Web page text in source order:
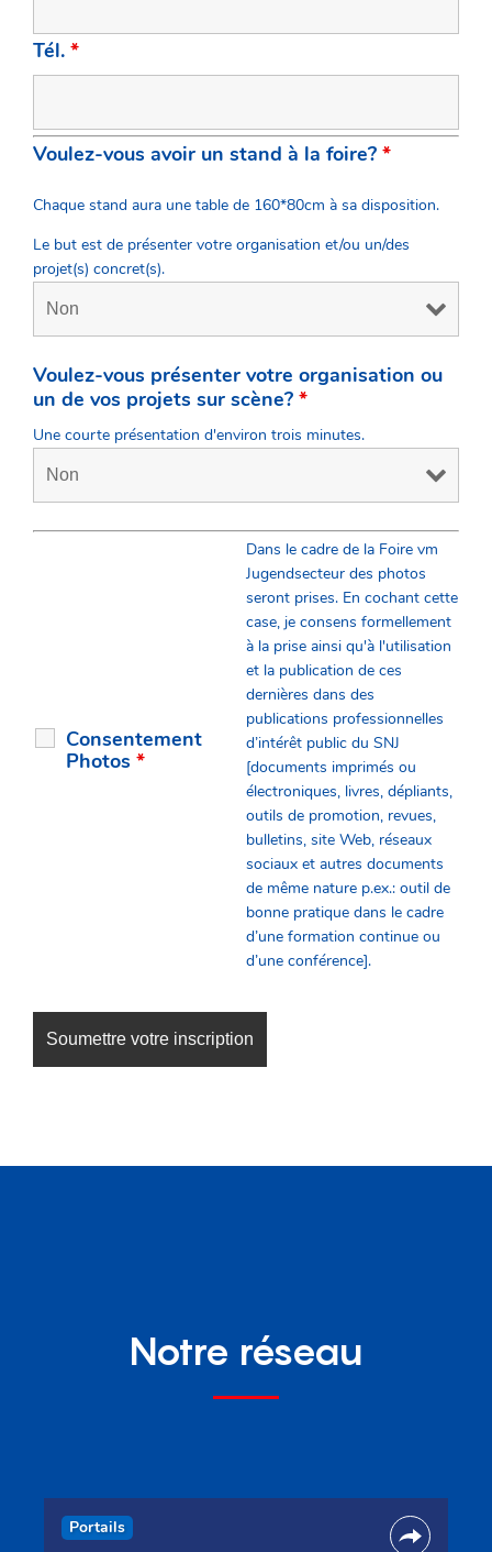
Tél. *
Voulez-vous avoir un stand à la foire? *
Chaque stand aura une table de 160*80cm à sa disposition.
Le but est de présenter votre organisation et/ou un/des
projet(s) concret(s).
Voulez-vous présenter votre organisation ou
un de vos projets sur scène? *
Une courte présentation d'environ trois minutes.
Consentement
Photos *
Dans le cadre de la Foire vm
Jugendsecteur des photos
seront prises. En cochant cette
case, je consens formellement
à la prise ainsi qu'à l'utilisation
et la publication de ces
dernières dans des
publications professionnelles
d’intérêt public du SNJ
[documents imprimés ou
électroniques, livres, dépliants,
outils de promotion, revues,
bulletins, site Web, réseaux
sociaux et autres documents
de même nature p.ex.: outil de
bonne pratique dans le cadre
d’une formation continue ou
d’une conférence].
Notre réseau
Portails